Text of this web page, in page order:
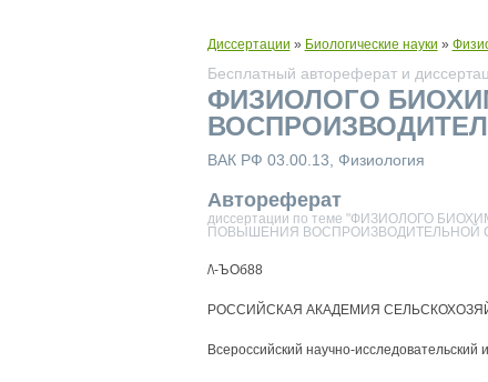
Диссертации » Биологические науки »
Бесплатный автореферат и
ФИЗИОЛОГО
ВАК РФ 03.00.13, Физиология
Автореферат
диссертации по теме "ФИЗИОЛОГО
ПОВЫШЕНИЯ ВОСПРОИЗВОДИТЕЛЬНОЙ
/\-ЪОб88
РОССИЙСКАЯ АКАДЕМИЯ
Всероссийский научно-